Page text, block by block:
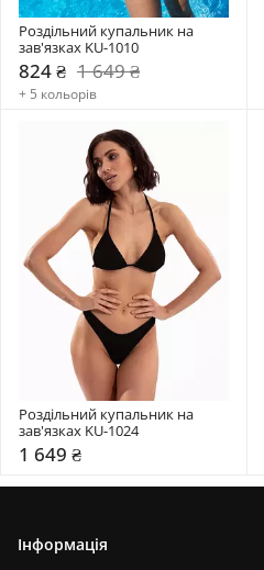
Роздільний купальник на
зав'язках KU-1010
824 ₴ 1 649 ₴
+ 5 кольорів
Роздільний купальник на
зав'язках KU-1024
1 649 ₴
Інформація